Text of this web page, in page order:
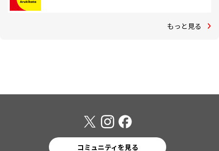
もっと見る
コミュニティを見る